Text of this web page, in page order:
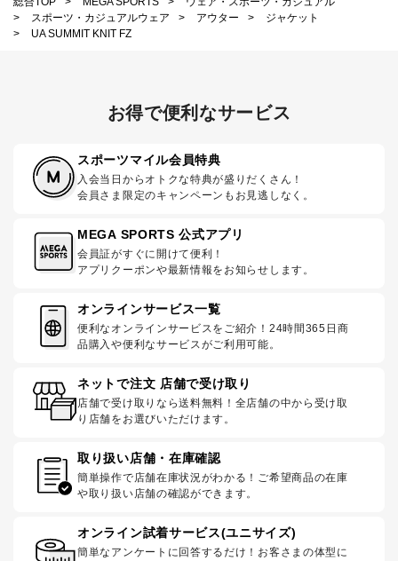
>
スポーツ・カジュアルウェア > アウター >
ジャケット
>
UA SUMMIT KNIT FZ
お得で便利なサービス
スポーツマイル会員特典
入会当日からオトクな特典が盛りだくさん！
会員さま限定のキャンペーンもお見逃しなく。
MEGA SPORTS 公式アプリ
会員証がすぐに開けて便利！
アプリクーポンや最新情報をお知らせします。
オンラインサービス一覧
便利なオンラインサービスをご紹介！24時間365日商
品購入や便利なサービスがご利用可能。
ネットで注文 店舗で受け取り
店舗で受け取りなら送料無料！全店舗の中から受け取
り店舗をお選びいただけます。
取り扱い店舗・在庫確認
簡単操作で店舗在庫状況がわかる！ご希望商品の在庫
や取り扱い店舗の確認ができます。
オンライン試着サービス(ユニサイズ)
簡単なアンケートに回答するだけ！お客さまの体型に